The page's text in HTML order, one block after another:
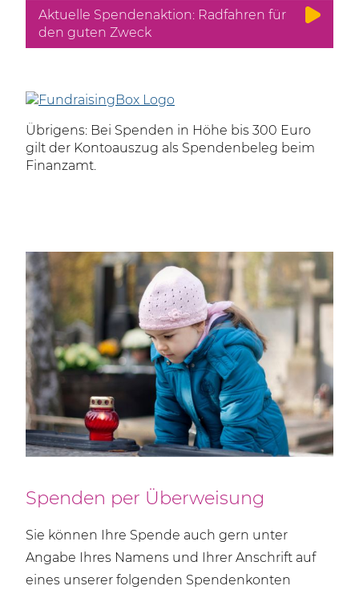
Aktuelle Spendenaktion: Radfahren für
den guten Zweck
Übrigens: Bei Spenden in Höhe bis 300 Euro
gilt der Kontoauszug als Spendenbeleg beim
Finanzamt.
Spenden per Überweisung
Sie können Ihre Spende auch gern unter
Angabe Ihres Namens und Ihrer Anschrift auf
eines unserer folgenden Spendenkonten